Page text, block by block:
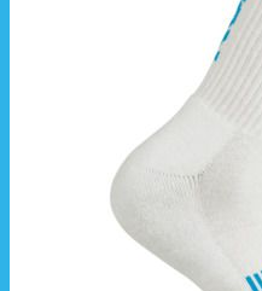
La livraison est
La commande est
référent des